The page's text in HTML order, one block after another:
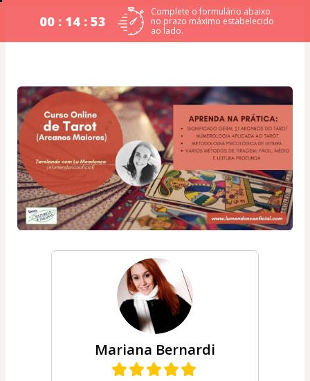
00 : 14 : 53
Complete o formulário abaixo
no prazo máximo estabelecido
ao lado.
Mariana Bernardi